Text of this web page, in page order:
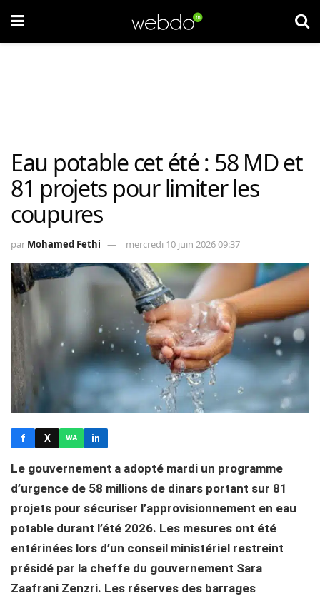
Eau potable cet été : 58 MD et
81 projets pour limiter les
coupures
par Mohamed Fethi mercredi 10 juin 2026 09:37
f X WA in
Le gouvernement a adopté mardi un programme
d’urgence de 58 millions de dinars portant sur 81
projets pour sécuriser l’approvisionnement en eau
potable durant l’été 2026. Les mesures ont été
entérinées lors d’un conseil ministériel restreint
présidé par la cheffe du gouvernement Sara
Zaafrani Zenzri. Les réserves des barrages